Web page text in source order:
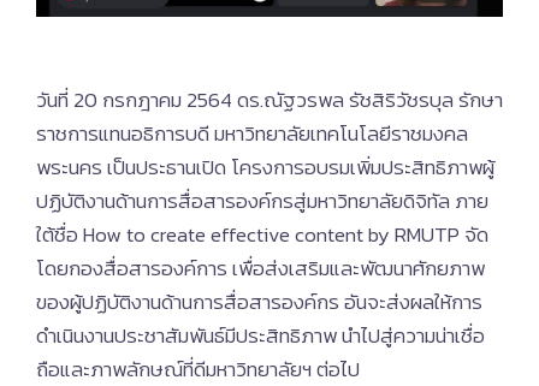
วันที่ 20 กรกฎาคม 2564 ดร.ณัฐวรพล รัชสิริวัชรบุล รักษา
ราชการแทนอธิการบดี มหาวิทยาลัยเทคโนโลยีราชมงคล
พระนคร เป็นประธานเปิด โครงการอบรมเพิ่มประสิทธิภาพผู้
ปฏิบัติงานด้านการสื่อสารองค์กรสู่มหาวิทยาลัยดิจิทัล ภาย
ใต้ชื่อ How to create effective content by RMUTP จัด
โดยกองสื่อสารองค์การ เพื่อส่งเสริมและพัฒนาศักยภาพ
ของผู้ปฏิบัติงานด้านการสื่อสารองค์กร อันจะส่งผลให้การ
ดำเนินงานประชาสัมพันธ์มีประสิทธิภาพ นำไปสู่ความน่าเชื่อ
ถือและภาพลักษณ์ที่ดีมหาวิทยาลัยฯ ต่อไป